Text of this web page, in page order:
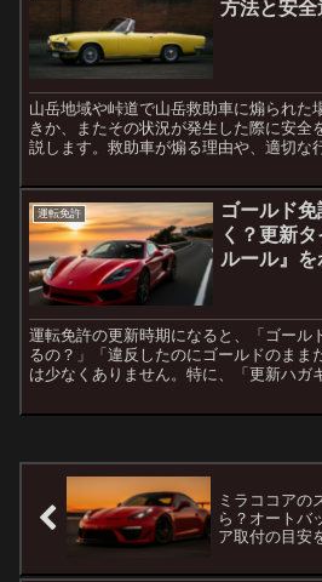
方法と安
山岳地域や峠道で山岳救助車に煽られた
きか、またその状況が発生した際に安全
説します。救助車が煽る理由や、適切な
運転免許
ゴールド
く？更新
ルール』
運転免許の更新時期になると、「ゴール
るの？」「違反したのにゴールドのまま
は少なくありません。特に、「更新ハガ
う...
ミラココアの
ら？オートバ
ア取付の目安